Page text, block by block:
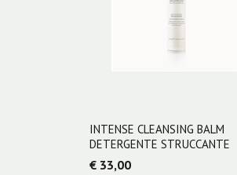
INTENSE CLEANSING BALM
DETERGENTE STRUCCANTE
€ 33,00